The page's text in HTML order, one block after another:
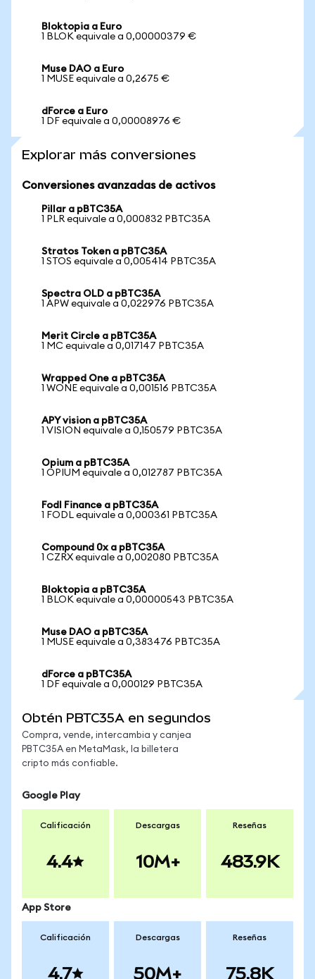
Bloktopia a Euro
1 BLOK equivale a 0,00000379 €
Muse DAO a Euro
1 MUSE equivale a 0,2675 €
dForce a Euro
1 DF equivale a 0,00008976 €
Explorar más conversiones
Conversiones avanzadas de activos
Pillar a pBTC35A
1 PLR equivale a 0,000832 PBTC35A
Stratos Token a pBTC35A
1 STOS equivale a 0,005414 PBTC35A
Spectra OLD a pBTC35A
1 APW equivale a 0,022976 PBTC35A
Merit Circle a pBTC35A
1 MC equivale a 0,017147 PBTC35A
Wrapped One a pBTC35A
1 WONE equivale a 0,001516 PBTC35A
APY vision a pBTC35A
1 VISION equivale a 0,150579 PBTC35A
Opium a pBTC35A
1 OPIUM equivale a 0,012787 PBTC35A
Fodl Finance a pBTC35A
1 FODL equivale a 0,000361 PBTC35A
Compound 0x a pBTC35A
1 CZRX equivale a 0,002080 PBTC35A
Bloktopia a pBTC35A
1 BLOK equivale a 0,00000543 PBTC35A
Muse DAO a pBTC35A
1 MUSE equivale a 0,383476 PBTC35A
dForce a pBTC35A
1 DF equivale a 0,000129 PBTC35A
Obtén PBTC35A en segundos
Compra, vende, intercambia y canjea
PBTC35A en MetaMask, la billetera
cripto más confiable.
Google Play
Calificación
4.4
Descargas
10M+
Reseñas
483.9K
App Store
Calificación
4.7
Descargas
50M+
Reseñas
75.8K